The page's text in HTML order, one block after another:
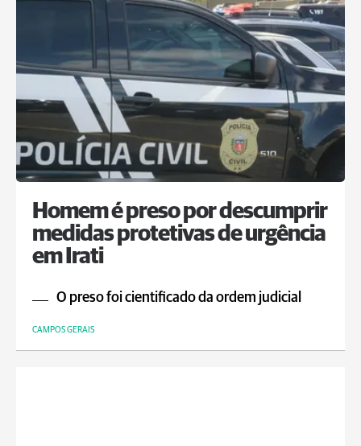
Homem é preso por descumprir
medidas protetivas de urgência
em Irati
O preso foi cientificado da ordem judicial
CAMPOS GERAIS